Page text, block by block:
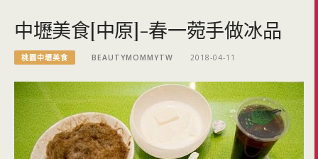
中壢美食[中原]-春一菀手做冰品
桃園中壢美食 BEAUTYMOMMYTW 2018-04-11